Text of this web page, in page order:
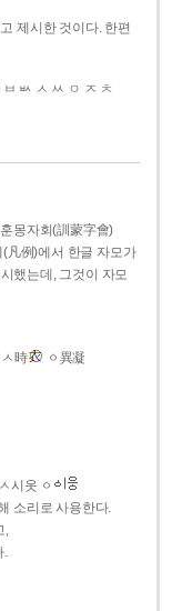
제시한 것이다. 한편
ㅄ ㅅ ㅆ ㅇ ㅈ ㅊ
몽자회(訓蒙字會)
(凡例)에서 한글 자모가
했는데, 그것이 자모
時
ㆁ異凝
시옷 ㆁ
소리로 사용한다.
,
.